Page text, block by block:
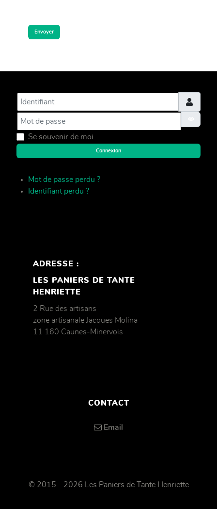
Envoyer
Identifiant
Mot de passe
Se souvenir de moi
Connexion
Mot de passe perdu ?
Identifiant perdu ?
ADRESSE :
LES PANIERS DE TANTE
HENRIETTE
2 Rue des artisans
zone artisanale Jacques Molina
11 160 Caunes-Minervois
CONTACT
Email
© 2015 - 2026 Les Paniers de Tante Henriette